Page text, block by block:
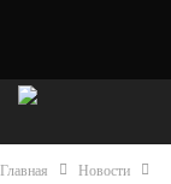
Главная Новости